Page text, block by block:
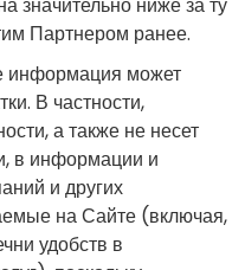
Партнером ранее.
информация может
В частности,
а также не несет
в информации и
и других
на Сайте (включая,
удобств в